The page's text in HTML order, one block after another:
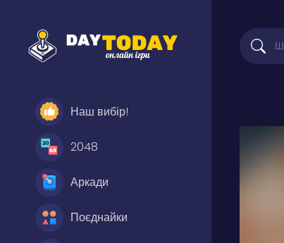
Наш вибір!
2048
Аркади
Поєднайки